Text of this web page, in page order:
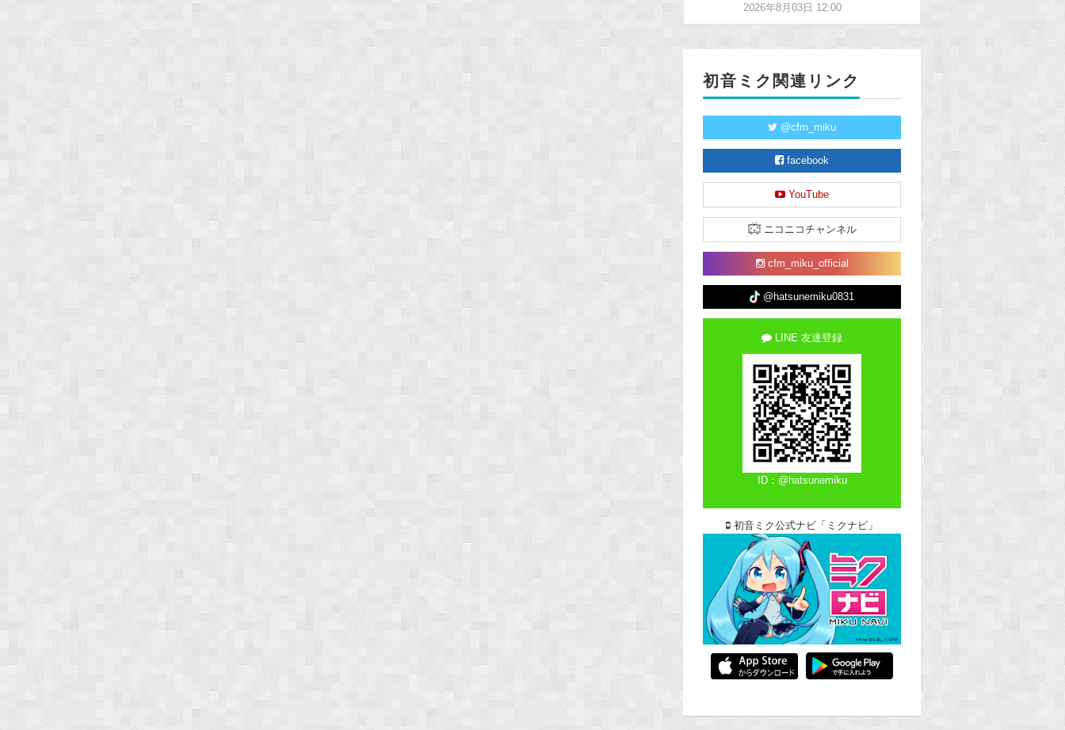
2026年8月03日 12:00
初音ミク関連リンク
@cfm_miku
facebook
YouTube
ニコニコチャンネル
cfm_miku_official
@hatsunemiku0831
LINE 友達登録
ID：@hatsunemiku
初音ミク公式ナビ「ミクナビ」